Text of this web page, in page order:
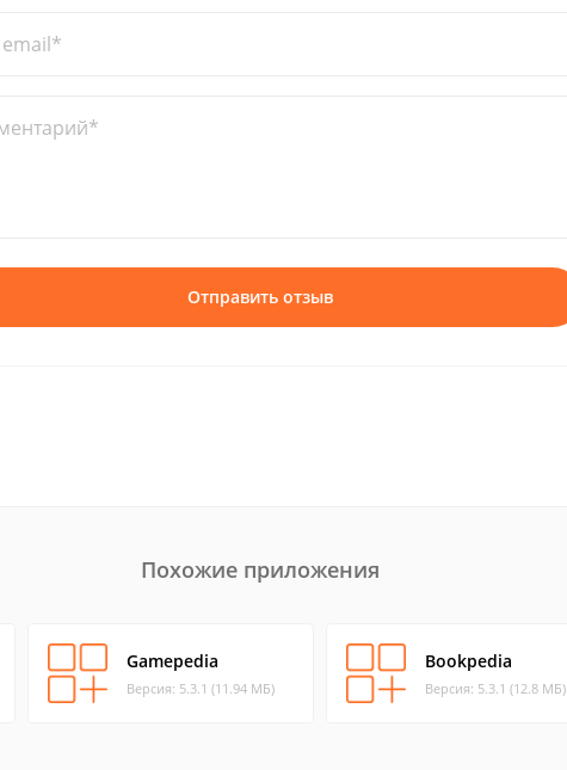
Отправить отзыв
Похожие приложения
Gamepedia
Версия: 5.3.1 (11.94 МБ)
Bookpedia
Версия: 5.3.1 (12.8 МБ)